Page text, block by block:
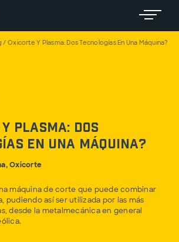
/ Oxicorte Y Plasma: Dos Tecnologías En Una Máquina?
Plasma: Dos
en una máquina?
Oxicorte
máquina de corte que puede combinar
pudiendo así ser utilizada por las más
desde la metalmecánica en general